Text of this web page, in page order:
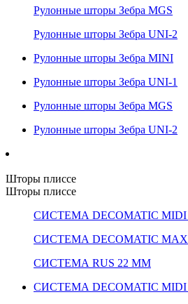
Рулонные шторы Зебра MGS
Рулонные шторы Зебра UNI-2
Рулонные шторы Зебра MINI
Рулонные шторы Зебра UNI-1
Рулонные шторы Зебра MGS
Рулонные шторы Зебра UNI-2
Шторы плиссе
Шторы плиссе
СИСТЕМА DECOMATIC
СИСТЕМА DECOMATIC
СИСТЕМА RUS 22 ММ
СИСТЕМА DECOMATIC